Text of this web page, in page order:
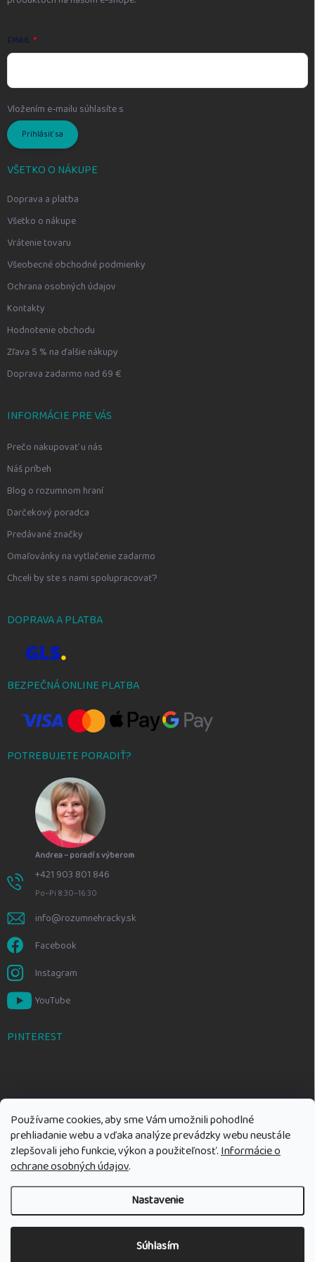
Používame cookies, aby sme Vám umožnili pohodlné
prehliadanie webu a vďaka analýze prevádzky webu neustále
zlepšovali jeho funkcie, výkon a použiteľnosť.Informácie o
ochrane osobných údajov.
Nastavenie
Súhlasím
EMAIL
Vložením e-mailu súhlasíte s
Prihlásiť sa
VŠETKO O NÁKUPE
Doprava a platba
Všetko o nákupe
Vrátenie tovaru
Všeobecné obchodné podmienky
Ochrana osobných údajov
Kontakty
Hodnotenie obchodu
Zľava 5 % na ďalšie nákupy
Doprava zadarmo nad 69 €
INFORMÁCIE PRE VÁS
Prečo nakupovať u nás
Náš príbeh
Blog o rozumnom hraní
Darčekový poradca
Predávané značky
Omaľovánky na vytlačenie zadarmo
Chceli by ste s nami spolupracovať?
DOPRAVA A PLATBA
BEZPEČNÁ ONLINE PLATBA
POTREBUJETE PORADIŤ?
Andrea – poradí s výberom
+421 903 801 846
Po–Pi 8:30–16:30
info@rozumnehracky.sk
Facebook
Instagram
YouTube
PINTEREST
Copyright 2026Rozumné hračky. Všetky práva vyhradené.Upraviť
nastavenie cookies